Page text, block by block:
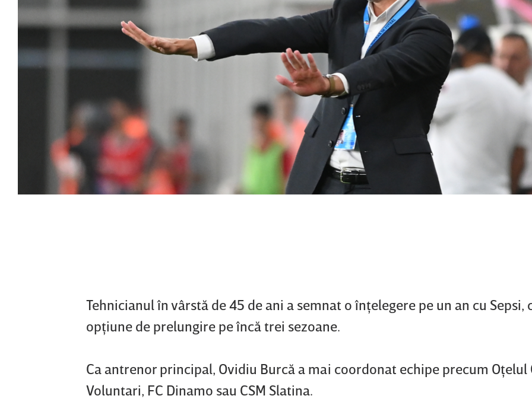
Tehnicianul în vârstă de 45 de ani a semnat o înţelegere pe un an cu Sepsi,
opţiune de prelungire pe încă trei sezoane.
Ca antrenor principal, Ovidiu Burcă a mai coordonat echipe precum Oţelul
Voluntari, FC Dinamo sau CSM Slatina.